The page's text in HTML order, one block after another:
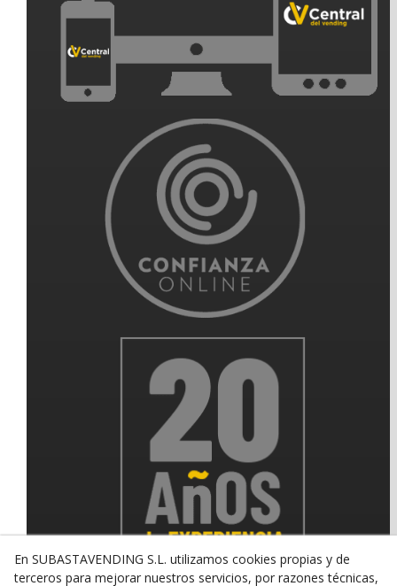
En SUBASTAVENDING S.L. utilizamos cookies propias y de
terceros para mejorar nuestros servicios, por razones técnicas,